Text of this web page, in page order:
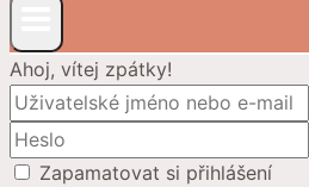
Ahoj, vítej zpátky!
Zapamatovat si přihlášení